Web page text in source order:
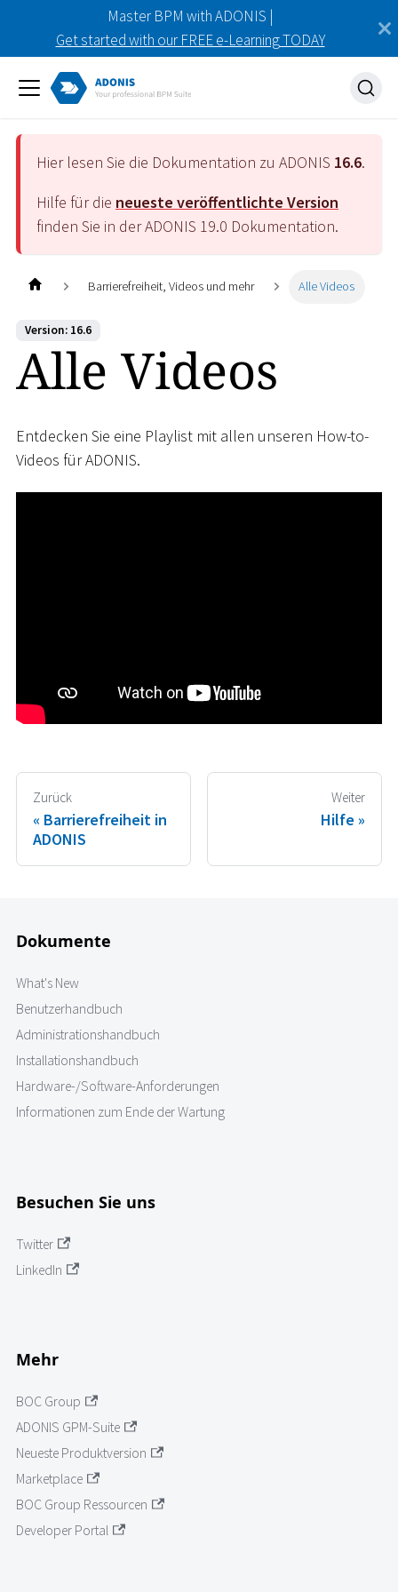
Master BPM with ADONIS |
Get started with our FREE e-Learning TODAY
Hier lesen Sie die Dokumentation zu ADONIS 16.6.
Hilfe für die neueste veröffentlichte Version
finden Sie in der ADONIS 19.0 Dokumentation.
Barrierefreiheit, Videos und mehr Alle Videos
Version: 16.6
Alle Videos
Entdecken Sie eine Playlist mit allen unseren How-to-
Videos für ADONIS.
Zurück
Barrierefreiheit in
ADONIS
Weiter
Hilfe
Dokumente
What's New
Benutzerhandbuch
Administrationshandbuch
Installationshandbuch
Hardware-/Software-Anforderungen
Informationen zum Ende der Wartung
Besuchen Sie uns
Twitter
LinkedIn
Mehr
BOC Group
ADONIS GPM-Suite
Neueste Produktversion
Marketplace
BOC Group Ressourcen
Developer Portal